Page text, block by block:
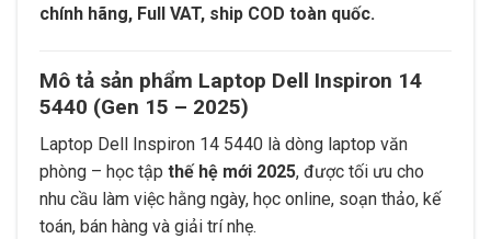
chính hãng, Full VAT, ship COD toàn quốc.
Mô tả sản phẩm Laptop Dell Inspiron 14
5440 (Gen 15 – 2025)
Laptop Dell Inspiron 14 5440 là dòng laptop văn
phòng – học tập thế hệ mới 2025, được tối ưu cho
nhu cầu làm việc hằng ngày, học online, soạn thảo, kế
toán, bán hàng và giải trí nhẹ.